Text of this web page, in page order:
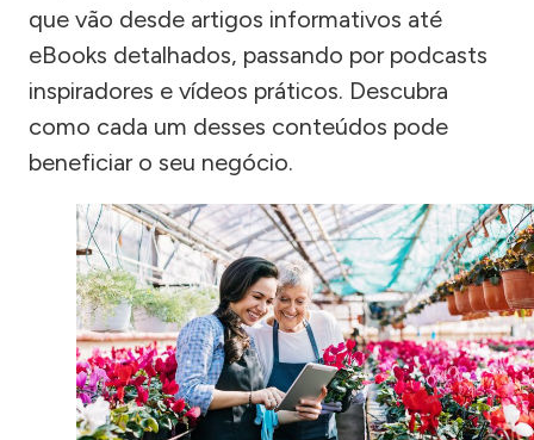
que vão desde artigos informativos até
eBooks detalhados, passando por podcasts
inspiradores e vídeos práticos. Descubra
como cada um desses conteúdos pode
beneficiar o seu negócio.